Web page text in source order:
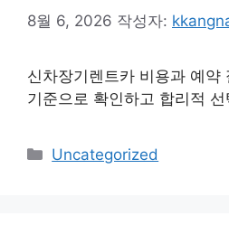
8월 6, 2026 작성자:
신차장기렌트카 비용과 예약
기준으로 확인하고 합리적
카
Uncategorized